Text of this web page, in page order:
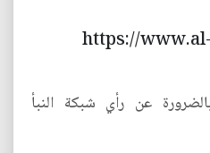
https://
عن رأي شبكة النبأ